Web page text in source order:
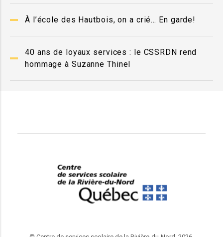
À l’école des Hautbois, on a crié… En garde!
40 ans de loyaux services : le CSSRDN rend
hommage à Suzanne Thinel